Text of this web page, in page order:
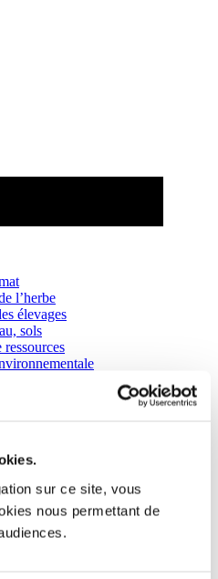
sur ce site, vous
nous permettant de
l’herbe
élevages
sols